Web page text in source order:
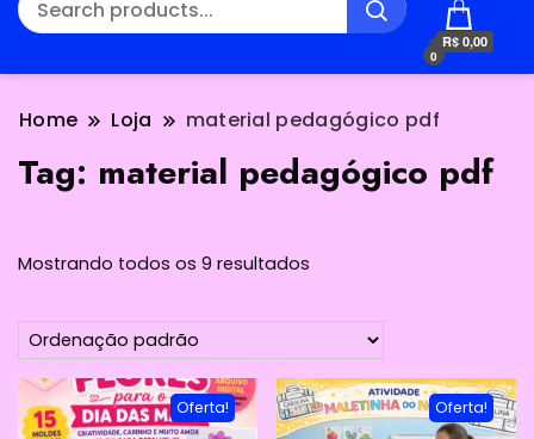
0
R$ 0,00
Home Loja material pedagógico pdf
Tag: material pedagógico pdf
Mostrando todos os 9 resultados
Oferta! Oferta!